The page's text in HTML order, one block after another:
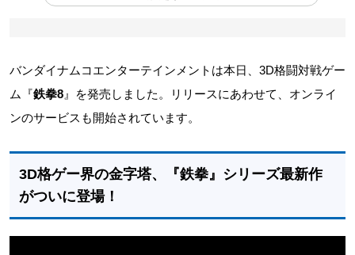
バンダイナムコエンターテインメントは本日、3D格闘対戦ゲー
ム『鉄拳8 』を発売しました。リリースにあわせて、オンライ
ンのサービスも開始されています。
3D格ゲー界の金字塔、『鉄拳』シリーズ最新作
がついに登場！